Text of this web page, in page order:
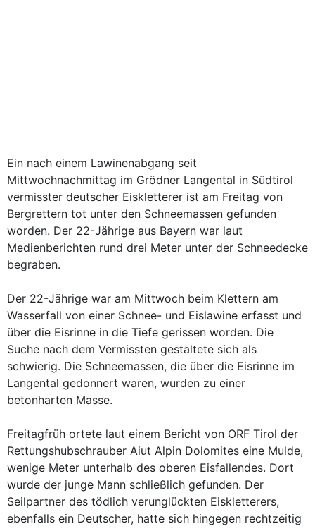
Ein nach einem Lawinenabgang seit
Mittwochnachmittag im Grödner Langental in Südtirol
vermisster deutscher Eiskletterer ist am Freitag von
Bergrettern tot unter den Schneemassen gefunden
worden. Der 22-Jährige aus Bayern war laut
Medienberichten rund drei Meter unter der Schneedecke
begraben.
Der 22-Jährige war am Mittwoch beim Klettern am
Wasserfall von einer Schnee- und Eislawine erfasst und
über die Eisrinne in die Tiefe gerissen worden. Die
Suche nach dem Vermissten gestaltete sich als
schwierig. Die Schneemassen, die über die Eisrinne im
Langental gedonnert waren, wurden zu einer
betonharten Masse.
Freitagfrüh ortete laut einem Bericht von ORF Tirol der
Rettungshubschrauber Aiut Alpin Dolomites eine Mulde,
wenige Meter unterhalb des oberen Eisfallendes. Dort
wurde der junge Mann schließlich gefunden. Der
Seilpartner des tödlich verunglückten Eiskletterers,
ebenfalls ein Deutscher, hatte sich hingegen rechtzeitig